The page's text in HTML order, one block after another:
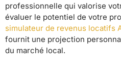
professionnelle qui valorise
évaluer le potentiel de votre
simulateur de revenus locatifs
fournit une projection
du marché local.